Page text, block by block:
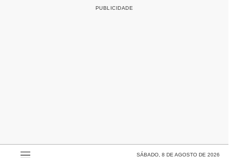
SÁBADO, 8 DE AGOSTO DE 2026